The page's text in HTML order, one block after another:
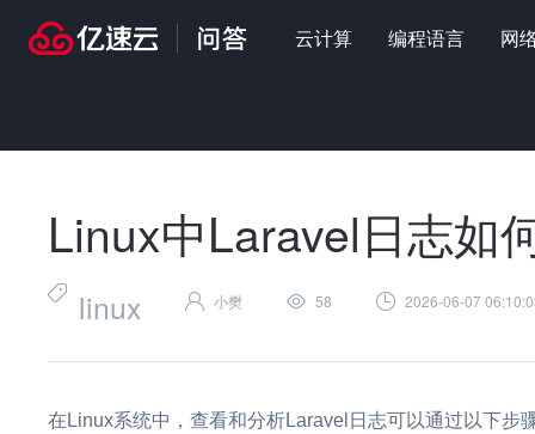
云计算 编程语言 网
Linux中Laravel日志如
linux 小樊 58 2026-06-07
在Linux系统中，查看和分析Laravel日志可以通过以下步